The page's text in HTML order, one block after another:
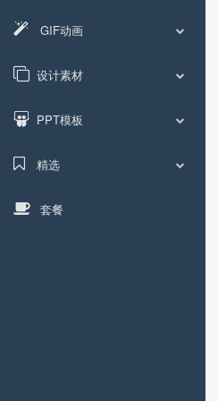
GIF动画
设计素材
PPT模板
精选
套餐